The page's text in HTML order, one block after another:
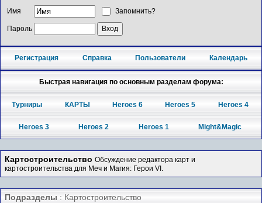
Имя Запомнить?
Пароль
Регистрация Справка Пользователи Календарь
Быстрая навигация по основным разделам форума:
Турниры КАРТЫ Heroes 6 Heroes 5 Heroes 4
Heroes 3 Heroes 2 Heroes 1 Might&Magic
Картостроительство Обсуждение редактора карт и
картостроительства для Меч и Магия: Герои VI.
Подразделы : Картостроительство